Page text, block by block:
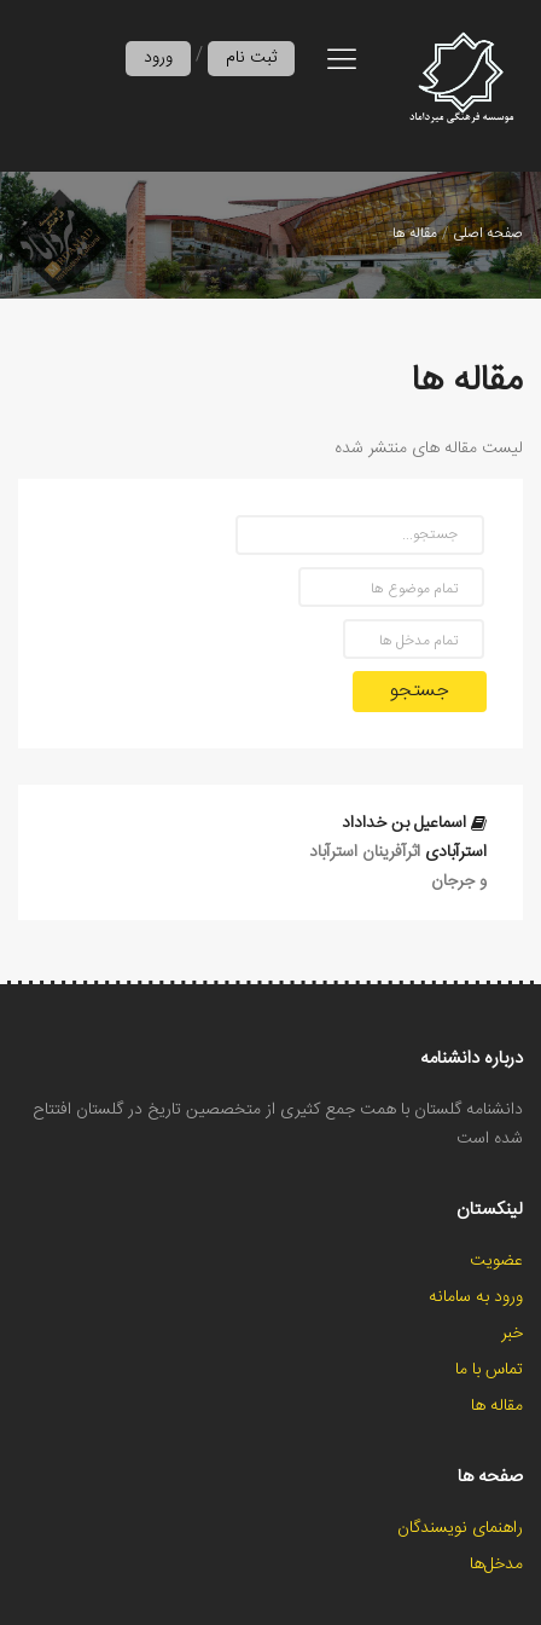
ورود / ثبت نام
صفحه اصلی مقاله ها
مقاله ها
لیست مقاله های منتشر شده
جستجو
اسماعيل بن خداداد
استرآبادی اثرآفرينان استرآباد
و جرجان
درباره دانشنامه
دانشنامه گلستان با همت جمع کثیری از متخصصین تاریخ در گلستان افتتاح
شده است
لینکستان
عضویت
ورود به سامانه
خبر
تماس با ما
مقاله ها
صفحه ها
راهنمای نویسندگان
مدخل‌ها